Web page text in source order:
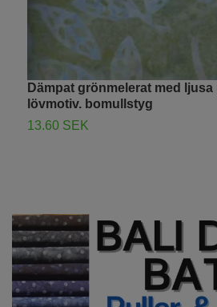
Dämpat grönmelerat med
lövmotiv. bomullstyg
13.60 SEK